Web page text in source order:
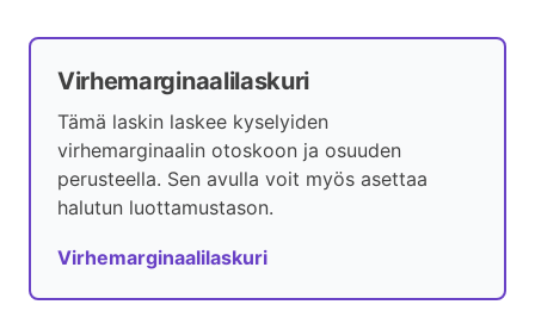
Virhemarginaalilaskuri
Tämä laskin laskee kyselyiden
virhemarginaalin otoskoon ja osuuden
perusteella. Sen avulla voit myös asettaa
halutun luottamustason.
Virhemarginaalilaskuri